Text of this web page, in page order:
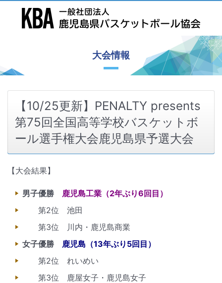
大会情報
【10/25更新】PENALTY presents
第75回全国高等学校バスケットボ
ール選手権大会鹿児島県予選大会
【大会結果】
男子優勝 鹿児島工業（2年ぶり6回目）
第2位 池田
第3位 川内・鹿児島商業
女子優勝 鹿児島（13年ぶり5回目）
第2位 れいめい
第3位 鹿屋女子・鹿児島女子